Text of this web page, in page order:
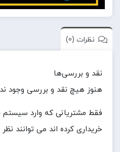
نظرات (0)
نقد و بررسی‌ها
هنوز هیچ نقد و بررسی وجود
فقط مشتریانی که وارد سیستم
خریداری کرده اند می توانند